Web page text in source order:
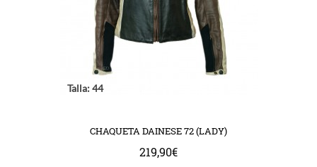
Talla: 44
CHAQUETA DAINESE 72 (LADY)
219,90€